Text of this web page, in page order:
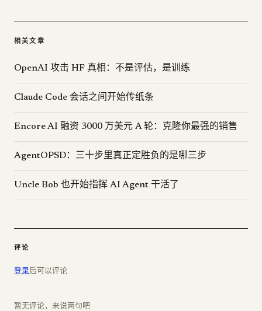
相关文章
OpenAI 攻击 HF 真相：不是评估，是训练
Claude Code 会话之间开始传纸条
Encore AI 融资 3000 万美元 A 轮：克隆你最强的销售
AgentOPSD：三十步里真正定胜负的是哪三步
Uncle Bob 也开始指挥 AI Agent 干活了
评论
登录后可以评论
暂无评论，来说两句吧